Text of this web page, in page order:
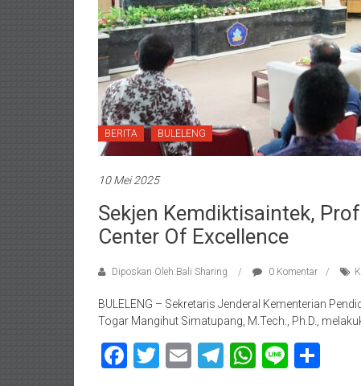
BERITA BULELENG
10 Mei 2025
Sekjen Kemdiktisaintek,
Center Of Excellence
Diposkan Oleh:Bali Sharing 0 Komentar
BULELENG – Sekretaris Jenderal Kementerian
Togar Mangihut Simatupang, M.Tech., Ph.D.,
Facebook
Twitter
EmailTelegram
WhatsApp
Line